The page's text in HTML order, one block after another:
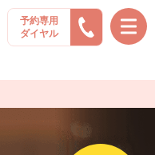
予約専用
ダイヤル